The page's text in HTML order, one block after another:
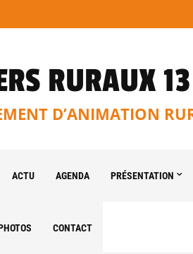
RURAUX 13
D’ANIMATION
ACTU AGENDA PRÉSENTATION
CONTACT